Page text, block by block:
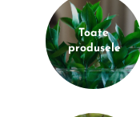
Toate
produsele